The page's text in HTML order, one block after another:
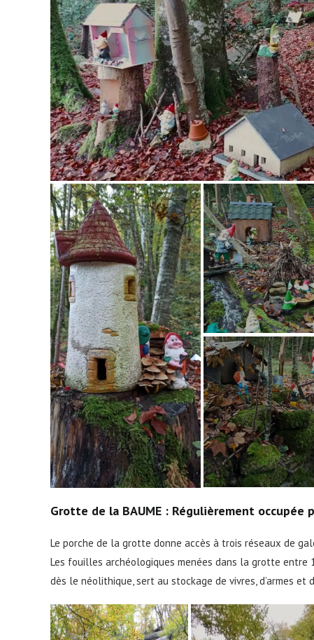
Grotte de la BAUME : Régulièrement occupée
Le porche de la grotte donne accès à trois réseaux de
Les fouilles archéologiques menées dans la grotte entre
dès le néolithique, sert au stockage de vivres, d’armes